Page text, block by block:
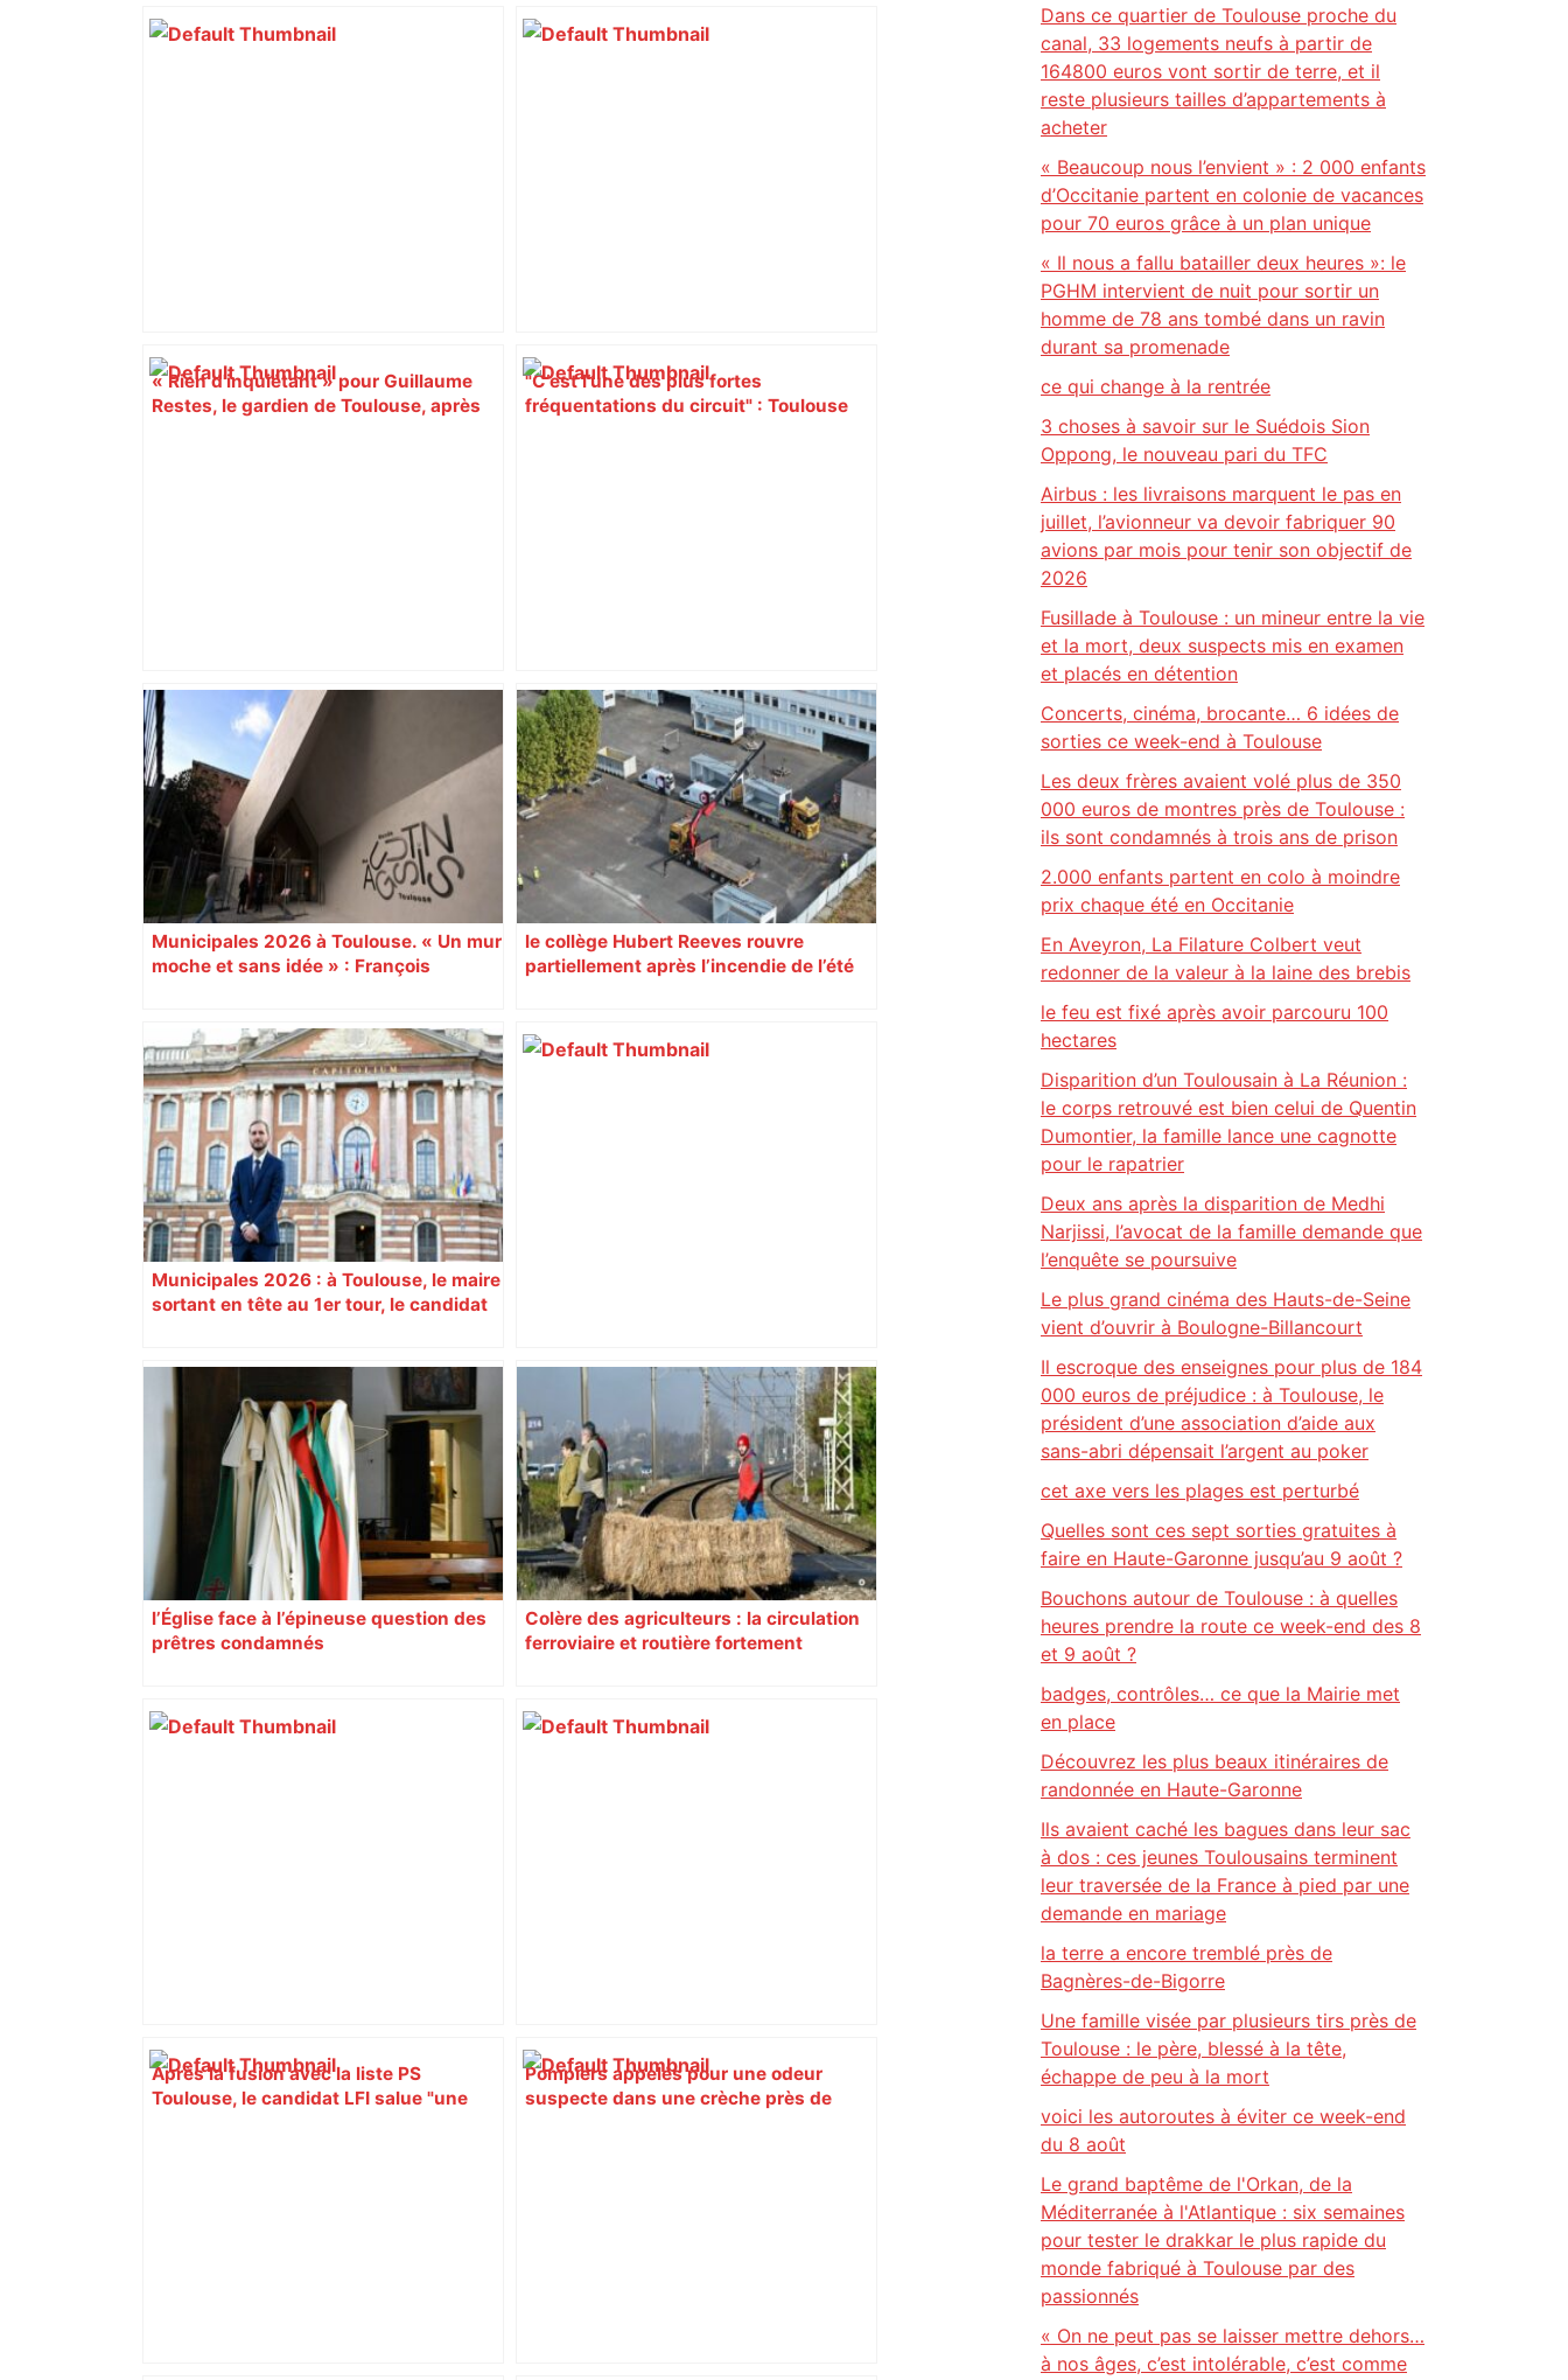
« Rien d'inquiétant » pour Guillaume
Restes, le gardien de Toulouse, après
"C’est l’une des plus fortes
fréquentations du circuit" : Toulouse
ENTRETIEN. Municipales 2026 à
Toulouse : sous le feu des critiques,
Briançon assume son alliance avec
Piquemal, "ce n’est pas un accord de
postes" – ladepeche.fr
Alliance PS/LFI à Toulouse : Marc
Sztulman claque la porte – RMC
Municipales 2026 à Toulouse. « Un mur
moche et sans idée » : François
Augustins
le collège Hubert Reeves rouvre
partiellement après l’incendie de l’été
Municipales 2026 : à Toulouse, le maire
sortant en tête au 1er tour, le candidat
Près de Toulouse : dans cette zone
économique, un axe majeur va être
fermé en fin de soirée, voici les
déviations – Actu.fr
l’Église face à l’épineuse question des
prêtres condamnés
Colère des agriculteurs : la circulation
ferroviaire et routière fortement
Après la fusion avec la liste PS
Toulouse, le candidat LFI salue "une
Pompiers appelés pour une odeur
suspecte dans une crèche près de
Dans ce quartier de Toulouse proche du
canal, 33 logements neufs à partir de
164800 euros vont sortir de terre, et il
reste plusieurs tailles d’appartements à
acheter
« Beaucoup nous l’envient » : 2 000 enfants
d’Occitanie partent en colonie de vacances
pour 70 euros grâce à un plan unique
« Il nous a fallu batailler deux heures »: le
PGHM intervient de nuit pour sortir un
homme de 78 ans tombé dans un ravin
durant sa promenade
ce qui change à la rentrée
3 choses à savoir sur le Suédois Sion
Oppong, le nouveau pari du TFC
Airbus : les livraisons marquent le pas en
juillet, l’avionneur va devoir fabriquer 90
avions par mois pour tenir son objectif de
2026
Fusillade à Toulouse : un mineur entre la vie
et la mort, deux suspects mis en examen
et placés en détention
Concerts, cinéma, brocante… 6 idées de
sorties ce week-end à Toulouse
Les deux frères avaient volé plus de 350
000 euros de montres près de Toulouse :
ils sont condamnés à trois ans de prison
2.000 enfants partent en colo à moindre
prix chaque été en Occitanie
En Aveyron, La Filature Colbert veut
redonner de la valeur à la laine des brebis
le feu est fixé après avoir parcouru 100
hectares
Disparition d’un Toulousain à La Réunion :
le corps retrouvé est bien celui de Quentin
Dumontier, la famille lance une cagnotte
pour le rapatrier
Deux ans après la disparition de Medhi
Narjissi, l’avocat de la famille demande que
l’enquête se poursuive
Le plus grand cinéma des Hauts-de-Seine
vient d’ouvrir à Boulogne-Billancourt
Il escroque des enseignes pour plus de 184
000 euros de préjudice : à Toulouse, le
président d’une association d’aide aux
sans-abri dépensait l’argent au poker
cet axe vers les plages est perturbé
Quelles sont ces sept sorties gratuites à
faire en Haute-Garonne jusqu’au 9 août ?
Bouchons autour de Toulouse : à quelles
heures prendre la route ce week-end des 8
et 9 août ?
badges, contrôles… ce que la Mairie met
en place
Découvrez les plus beaux itinéraires de
randonnée en Haute-Garonne
Ils avaient caché les bagues dans leur sac
à dos : ces jeunes Toulousains terminent
leur traversée de la France à pied par une
demande en mariage
la terre a encore tremblé près de
Bagnères-de-Bigorre
Une famille visée par plusieurs tirs près de
Toulouse : le père, blessé à la tête,
échappe de peu à la mort
voici les autoroutes à éviter ce week-end
du 8 août
Le grand baptême de l'Orkan, de la
Méditerranée à l'Atlantique : six semaines
pour tester le drakkar le plus rapide du
monde fabriqué à Toulouse par des
passionnés
« On ne peut pas se laisser mettre dehors…
à nos âges, c’est intolérable, c’est comme